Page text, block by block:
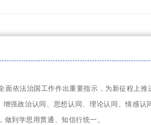
依法治国工作作出重要指示，为新征程上
强政治认同、思想认同、理论认同、情感
到学思用贯通、知信行统一。